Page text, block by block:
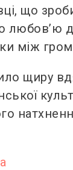
що
любов’ю
між
щиру